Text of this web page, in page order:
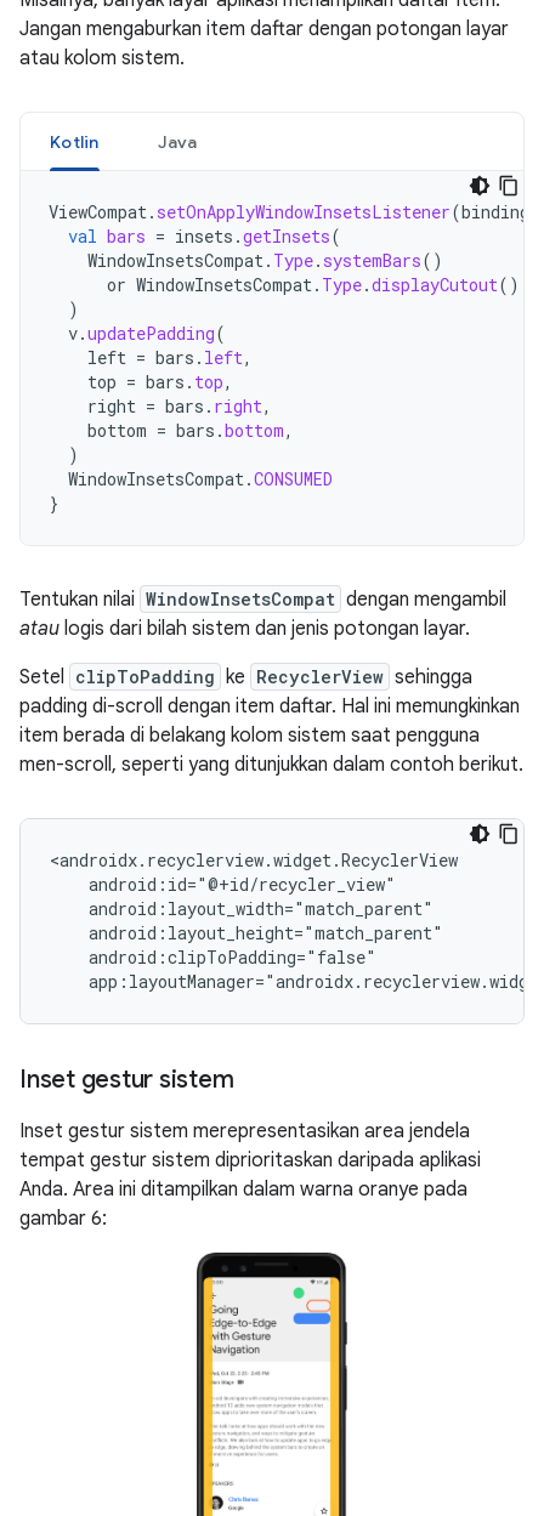
Jangan mengaburkan item daftar dengan potongan layar
atau kolom sistem.
Kotlin Java
ViewCompat. setOnApplyWindowInsetsListener(binding
val bars = insets .getInsets(
WindowInsetsCompat. Type. systemBars()
or WindowInsetsCompat. Type.displayCutout()
)
v.updatePadding(
left = bars . left,
top = bars . top,
right = bars . right,
bottom = bars .bottom,
)
WindowInsetsCompat.CONSUMED
}
Tentukan nilai WindowInsetsCompat dengan mengambil
atau logis dari bilah sistem dan jenis potongan layar.
Setel clipToPadding ke RecyclerView sehingga
padding di-scroll dengan item daftar. Hal ini memungkinkan
item berada di belakang kolom sistem saat pengguna
men-scroll, seperti yang ditunjukkan dalam contoh berikut.
<androidx.recyclerview.widget.RecyclerView
    android:id="@+id/recycler_view"
    android:layout_width="match_parent"
    android:layout_height="match_parent"
    android:clipToPadding="false"
Inset gestur sistem
Inset gestur sistem merepresentasikan area jendela
tempat gestur sistem diprioritaskan daripada aplikasi
Anda. Area ini ditampilkan dalam warna oranye pada
gambar 6: